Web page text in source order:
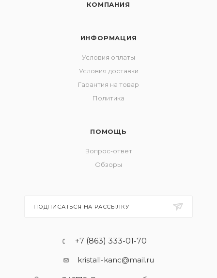
КОМПАНИЯ
ИНФОРМАЦИЯ
Условия оплаты
Условия доставки
Гарантия на товар
Политика
ПОМОЩЬ
Вопрос-ответ
Обзоры
ПОДПИСАТЬСЯ НА РАССЫЛКУ
+7 (863) 333-01-70
kristall-kanc@mail.ru